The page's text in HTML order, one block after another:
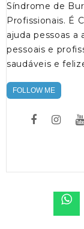
Síndrome de
Profissionais. É
ajuda pessoas
pessoais e
saudáveis e
FOLLOW ME